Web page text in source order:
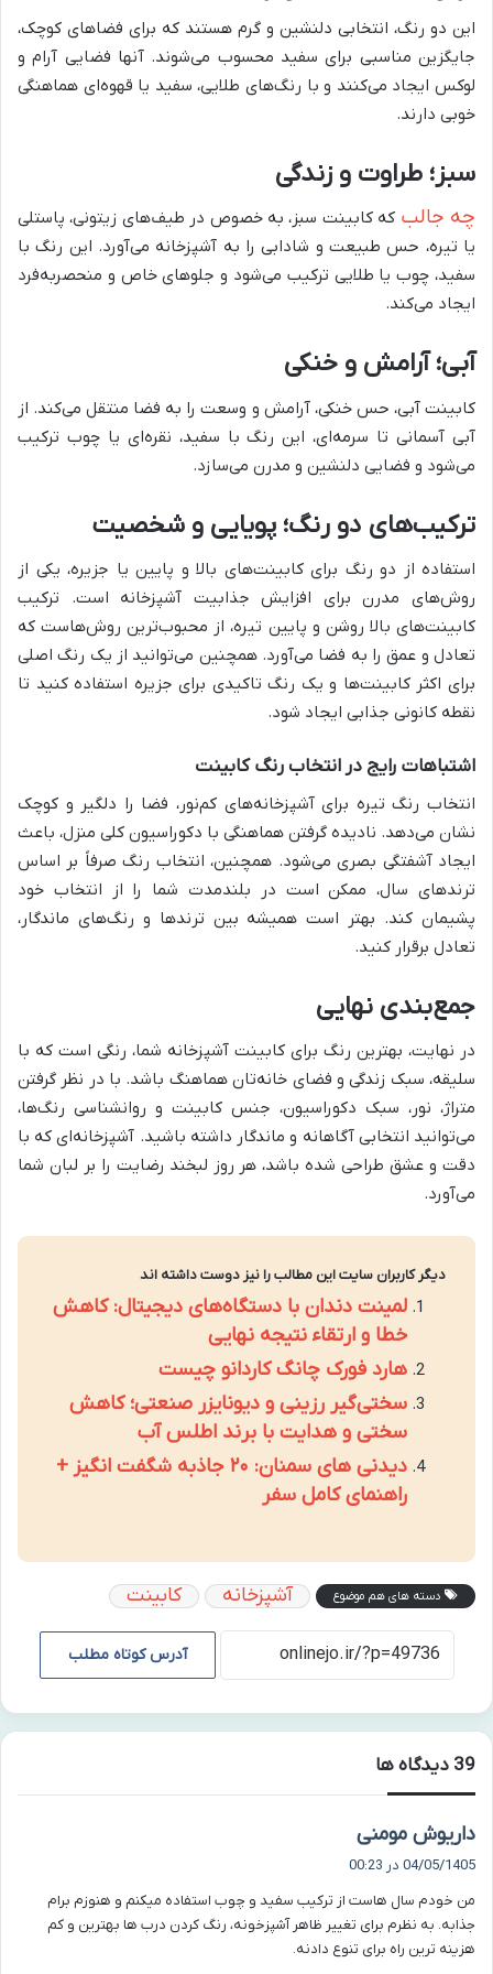
این دو رنگ، انتخابی دلنشین و گرم هستند که برای فضاهای کوچک،
جایگزین مناسبی برای سفید محسوب می‌شوند. آنها فضایی آرام و
لوکس ایجاد می‌کنند و با رنگ‌های طلایی، سفید یا قهوه‌ای هماهنگی
خوبی دارند.
سبز؛ طراوت و زندگی
چه جالب که کابینت سبز، به خصوص در طیف‌های زیتونی، پاستلی
یا تیره، حس طبیعت و شادابی را به آشپزخانه می‌آورد. این رنگ با
سفید، چوب یا طلایی ترکیب می‌شود و جلوهای خاص و منحصر‌به‌فرد
ایجاد می‌کند.
آبی؛ آرامش و خنکی
کابینت آبی، حس خنکی، آرامش و وسعت را به فضا منتقل می‌کند. از
آبی آسمانی تا سرمه‌ای، این رنگ با سفید، نقره‌ای یا چوب ترکیب
می‌شود و فضایی دلنشین و مدرن می‌سازد.
ترکیب‌های دو رنگ؛ پویایی و شخصیت
استفاده از دو رنگ برای کابینت‌های بالا و پایین یا جزیره، یکی از
روش‌های مدرن برای افزایش جذابیت آشپزخانه است. ترکیب
کابینت‌های بالا روشن و پایین تیره، از محبوب‌ترین روش‌هاست که
تعادل و عمق را به فضا می‌آورد. همچنین می‌توانید از یک رنگ اصلی
برای اکثر کابینت‌ها و یک رنگ تاکیدی برای جزیره استفاده کنید تا
نقطه کانونی جذابی ایجاد شود.
اشتباهات رایج در انتخاب رنگ کابینت
انتخاب رنگ تیره برای آشپزخانه‌های کم‌نور، فضا را دلگیر و کوچک
نشان می‌دهد. نادیده گرفتن هماهنگی با دکوراسیون کلی منزل، باعث
ایجاد آشفتگی بصری می‌شود. همچنین، انتخاب رنگ صرفاً بر اساس
ترندهای سال، ممکن است در بلندمدت شما را از انتخاب خود
پشیمان کند. بهتر است همیشه بین ترندها و رنگ‌های ماندگار،
تعادل برقرار کنید.
جمع‌بندی نهایی
در نهایت، بهترین رنگ برای کابینت آشپزخانه شما، رنگی است که با
سلیقه، سبک زندگی و فضای خانه‌تان هماهنگ باشد. با در نظر گرفتن
متراژ، نور، سبک دکوراسیون، جنس کابینت و روانشناسی رنگ‌ها،
می‌توانید انتخابی آگاهانه و ماندگار داشته باشید. آشپزخانه‌ای که با
دقت و عشق طراحی شده باشد، هر روز لبخند رضایت را بر لبان شما
می‌آورد.
دیگر کاربران سایت این مطالب را نیز دوست داشته اند
لمینت دندان با دستگاه‌های دیجیتال: کاهش
خطا و ارتقاء نتیجه نهایی
هارد فورک چانگ کاردانو چیست
سختی‌گیر رزینی و دیونایزر صنعتی؛ کاهش
سختی و هدایت با برند اطلس آب
دیدنی های سمنان: ۲۰ جاذبه شگفت انگیز +
راهنمای کامل سفر
دسته های هم موضوع آشپزخانه کابینت
آدرس کوتاه مطلب
‫39 دیدگاه ها
داریوش مومنی
ف
:
04/05/1405 در 00:23
من خودم سال هاست از ترکیب سفید و چوب استفاده میکنم و هنوزم برام
جذابه. به نظرم برای تغییر ظاهر آشپزخونه، رنگ کردن درب ها بهترین و کم
هزینه ترین راه برای تنوع دادنه.